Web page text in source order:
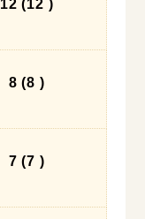
12(12 )
8(8 )
7(7 )